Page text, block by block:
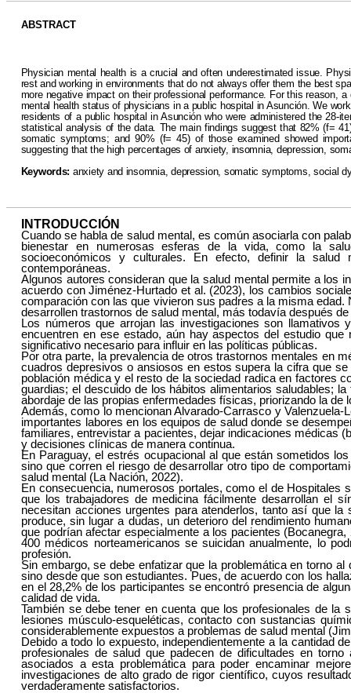
ABSTRACT
Physician mental health is a crucial and often underestimated issue.
rest and working in environments that do not always offer them the best
more negative impact on their professional performance. For this reason,
mental health status of physicians in a public hospital in Asunción. We
residents of a public hospital in Asunción who were administered the 28-
statistical analysis of the data. The main findings suggest that 82% (f=
somatic symptoms; and 90% (f= 45) of those examined showed
suggesting that the high percentages of anxiety, insomnia, depression,
Keywords: anxiety and insomnia, depression, somatic symptoms, social
INTRODUCCIÓN
Cuando se habla de salud mental, es común asociarla con
bienestar en numerosas esferas de la vida, como la
socioeconómicos y culturales. En efecto, definir la salud
contemporáneas.
Algunos autores consideran que la salud mental permite a los
acuerdo con Jiménez-Hurtado et al. (2023), los cambios
comparación con las que vivieron sus padres a la misma
desarrollen trastornos de salud mental, más todavía después
Los números que arrojan las investigaciones son
encuentren en ese estado, aún hay aspectos del estudio
significativo necesario para influir en las políticas públicas.
Por otra parte, la prevalencia de otros trastornos mentales en
cuadros depresivos o ansiosos en estos supera la cifra que
población médica y el resto de la sociedad radica en factores
guardias; el descuido de los hábitos alimentarios saludables;
abordaje de las propias enfermedades físicas, priorizando la de
Además, como lo mencionan Alvarado-Carrasco y
importantes labores en los equipos de salud donde se
familiares, entrevistar a pacientes, dejar indicaciones médicas
y decisiones clínicas de manera continua.
En Paraguay, el estrés ocupacional al que están sometidos
sino que corren el riesgo de desarrollar otro tipo de
salud mental (La Nación, 2022).
En consecuencia, numerosos portales, como el de Hospitales
que los trabajadores de medicina fácilmente desarrollan el
necesitan acciones urgentes para atenderlos, tanto así que
produce, sin lugar a dudas, un deterioro del rendimiento
que podrían afectar especialmente a los pacientes
400 médicos norteamericanos se suicidan anualmente, lo
profesión.
Sin embargo, se debe enfatizar que la problemática en torno
sino desde que son estudiantes. Pues, de acuerdo con los
en el 28,2% de los participantes se encontró presencia de
calidad de vida.
También se debe tener en cuenta que los profesionales de la
lesiones músculo-esqueléticas, contacto con sustancias
considerablemente expuestos a problemas de salud mental
Debido a todo lo expuesto, independientemente a la cantidad
profesionales de salud que padecen de dificultades en
asociados a esta problemática para poder encaminar
investigaciones de alto grado de rigor científico, cuyos
verdaderamente satisfactorios.